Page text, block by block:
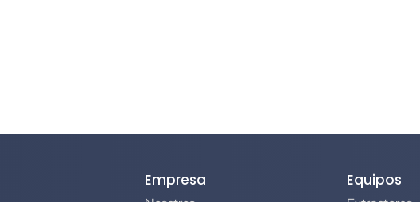
Empresa Equipos